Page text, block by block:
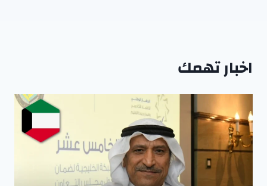
اخبار تهمك